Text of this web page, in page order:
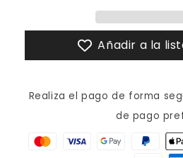
COCODRILO
PITÓN
Y
COCODRILO
-
Añadir a la
Realiza el pago de forma
de pago